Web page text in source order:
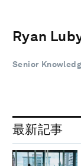
Ryan
Senior
最新記事